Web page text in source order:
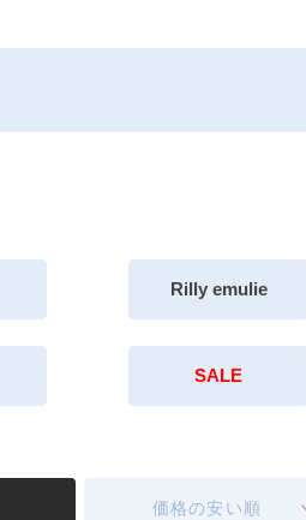
Rilly emulie
SALE
価格の安い順